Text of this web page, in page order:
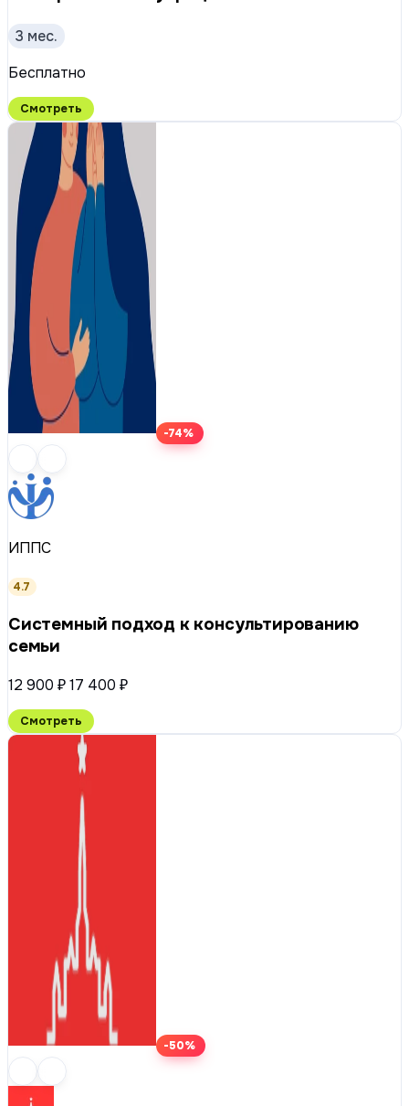
3 мес.
Бесплатно
Смотреть
-74%
ИППС
4.7
Системный подход к консультированию
семьи
12 900 ₽17 400 ₽
Смотреть
-50%